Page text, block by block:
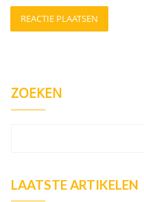
ZOEKEN
LAATSTE ARTIKELEN